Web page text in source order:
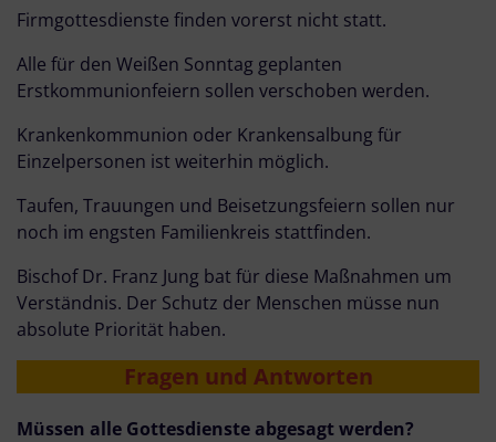
Firmgottesdienste finden vorerst nicht statt.
Alle für den Weißen Sonntag geplanten
Erstkommunionfeiern sollen verschoben werden.
Krankenkommunion oder Krankensalbung für
Einzelpersonen ist weiterhin möglich.
Taufen, Trauungen und Beisetzungsfeiern sollen nur
noch im engsten Familienkreis stattfinden.
Bischof Dr. Franz Jung bat für diese Maßnahmen um
Verständnis. Der Schutz der Menschen müsse nun
absolute Priorität haben.
Fragen und Antworten
Müssen alle Gottesdienste abgesagt werden?